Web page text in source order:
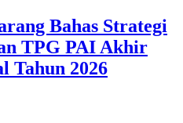
Bahas Strategi
TPG PAI Akhir
Tahun 2026